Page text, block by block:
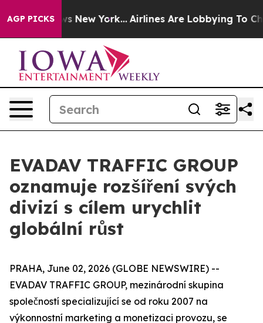
AGP PICKS
News New York... Airlines Are Lobbying To
EVADAV TRAFFIC GROUP
oznamuje rozšíření svých
divizí s cílem urychlit
globální růst
PRAHA, June 02, 2026 (GLOBE NEWSWIRE) --
EVADAV TRAFFIC GROUP, mezinárodní skupina
společností specializující se od roku 2007 na
výkonnostní marketing a monetizaci provozu, se